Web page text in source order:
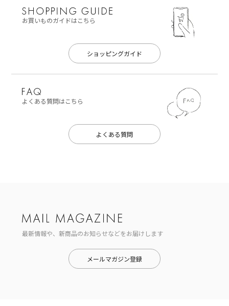
お買いものガイドはこちら
ショッピングガイド
よくある質問はこちら
よくある質問
最新情報や、新商品のお知らせなどをお届けします
メールマガジン登録